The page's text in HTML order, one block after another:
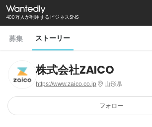
400万人が利用するビジネスSNS
募集 ストーリー
株式会社ZAICO
https://www.zaico.co.jp 山形県
フォロー